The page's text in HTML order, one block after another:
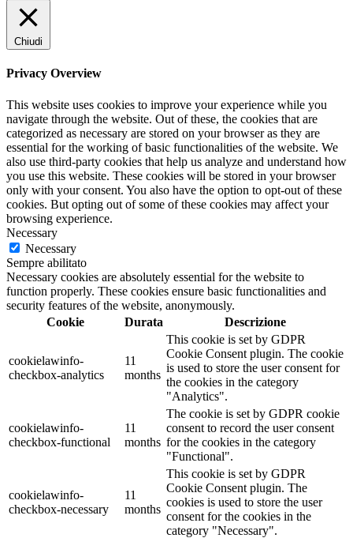
Chiudi
Privacy Overview
This website uses cookies to improve your experience while you
navigate through the website. Out of these, the cookies that are
categorized as necessary are stored on your browser as they are
essential for the working of basic functionalities of the website. We
also use third-party cookies that help us analyze and understand how
you use this website. These cookies will be stored in your browser
only with your consent. You also have the option to opt-out of these
cookies. But opting out of some of these cookies may affect your
browsing experience.
Necessary
Necessary
Sempre abilitato
Necessary cookies are absolutely essential for the website to
function properly. These cookies ensure basic functionalities and
security features of the website, anonymously.
Cookie
Durata Descrizione
cookielawinfo-
checkbox-analytics
11
months
This cookie is set by GDPR
Cookie Consent plugin. The cookie
is used to store the user consent for
the cookies in the category
"Analytics".
cookielawinfo-
checkbox-functional
11
months
The cookie is set by GDPR cookie
consent to record the user consent
for the cookies in the category
"Functional".
cookielawinfo-
checkbox-necessary
11
months
This cookie is set by GDPR
Cookie Consent plugin. The
cookies is used to store the user
consent for the cookies in the
category "Necessary".